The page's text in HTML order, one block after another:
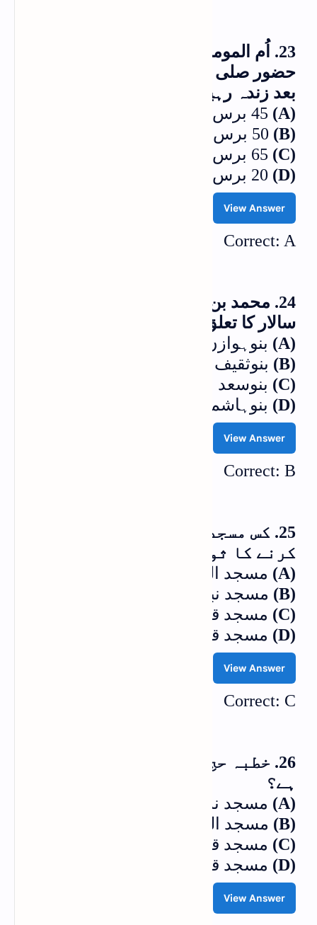
23. اُم المومنین حضرت عائشہ صدیقہ
حضور صلى الله عليه وسلم کے وصال کے
بعد زندہ رہیں؟
(A)
45 برس
(B)
50 برس
(C)
65 برس
(D)
20 برس
View Answer
Correct: A
24. محمد بن قاسم مشہور مسلمان سپہ
سالار کا تعلق کس عرب قبیلے سے تھا؟
(A)
بنوہوازن
(B)
بنوثقیف
(C)
بنوسعد
(D)
بنوہاشم
View Answer
Correct: B
25. کس مسجد میں دو رکعت نماز ادا
کرنے کا ثواب عمرے کے برابر ہے؟
(A)
مسجد الحرام
(B)
مسجد نبویؐ
(C)
مسجد قباء
(D)
مسجد قبلتین
View Answer
Correct: C
26. خطبہ حج کس مسجد میں دیا جاتا
ہے؟
(A)
مسجد نمرہ
(B)
مسجد الحرام
(C)
مسجد قرطبہ
(D)
مسجد قباء
View Answer